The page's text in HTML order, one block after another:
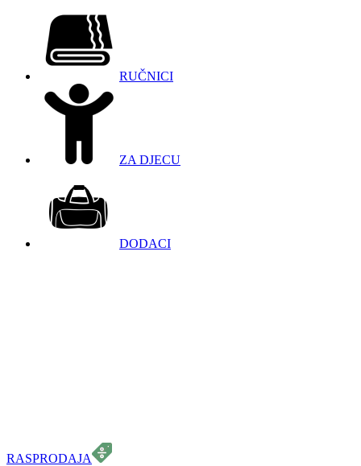
RUČNICI
ZA DJECU
DODACI
RASPRODAJA